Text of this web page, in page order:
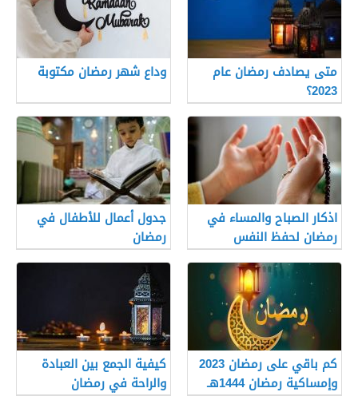
متى يصادف رمضان عام
2023؟
وداع شهر رمضان مكتوبة
اذكار الصباح والمساء في
رمضان لحفظ النفس
جدول أعمال للأطفال في
رمضان
كم باقي على رمضان 2023
وإمساكية رمضان 1444هـ
كيفية الجمع بين العبادة
والراحة في رمضان